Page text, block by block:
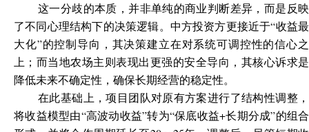
这一分歧的本质，并非单纯的商业判断差异，而是反映
了不同心理结构下的决策逻辑。中方投资方更接近于“收益最
大化”的控制导向，其决策建立在对系统可调控性的信心之
上；而当地农场主则表现出更强的安全导向，其核心诉求是
降低未来不确定性，确保长期经营的稳定性。
在此基础上，项目团队对原有方案进行了结构性调整，
将收益模型由“高波动收益”转为“保底收益+长期分成”的组合